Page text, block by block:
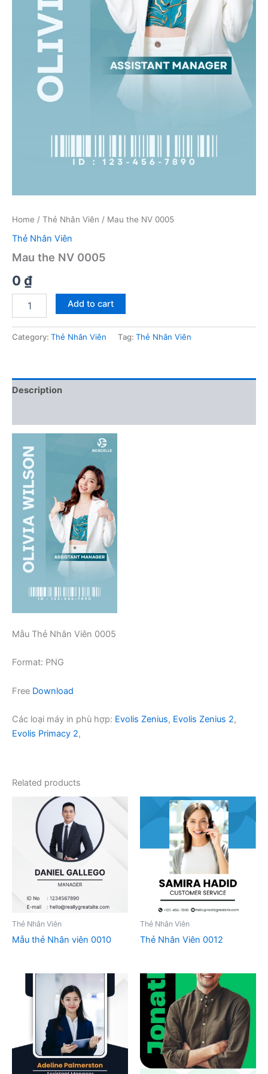
Home / Thẻ Nhân Viên / Mau the NV 0005
Thẻ Nhân Viên
Mau the NV 0005
0 ₫
0005
Add to cart
Category: Thẻ Nhân Viên Tag: Thẻ Nhân Viên
Description
Mẫu Thẻ Nhân Viên 0005
Format: PNG
Free Download
Các loại máy in phù hợp: Evolis Zenius, Evolis Zenius 2,
Evolis Primacy 2,
Related products
Thẻ Nhân Viên
Mẫu thẻ Nhân viên 0010
Thẻ Nhân Viên
Thẻ Nhân Viên 0012